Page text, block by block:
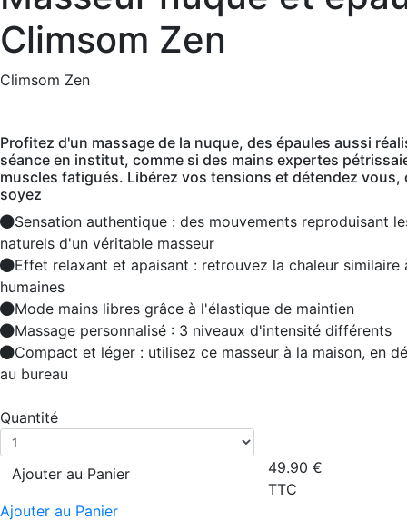
Climsom Zen
Climsom Zen
Profitez d'un massage de la nuque, des épaules aussi
séance en institut, comme si des mains expertes
muscles fatigués. Libérez vos tensions et détendez vous,
soyez
Sensation authentique : des mouvements reproduisant
naturels d'un véritable masseur
Effet relaxant et apaisant : retrouvez la chaleur similaire
humaines
Mode mains libres grâce à l'élastique de maintien
Massage personnalisé : 3 niveaux d'intensité différents
Compact et léger : utilisez ce masseur à la maison, en
au bureau
Quantité
Ajouter au Panier
Ajouter au Panier
49.90 €
TTC